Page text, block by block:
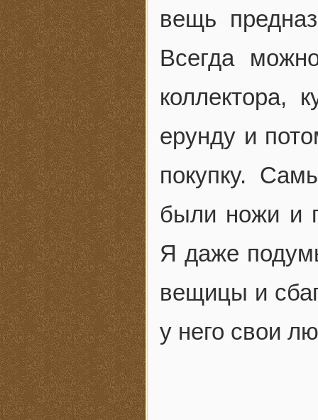
вещь
Всегда
коллектора,
ерунду и
покупку.
были ножи и
Я даже
вещицы и
у него свои